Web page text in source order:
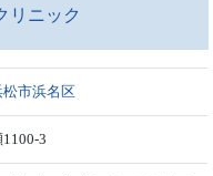
ニック
松市浜名区
3